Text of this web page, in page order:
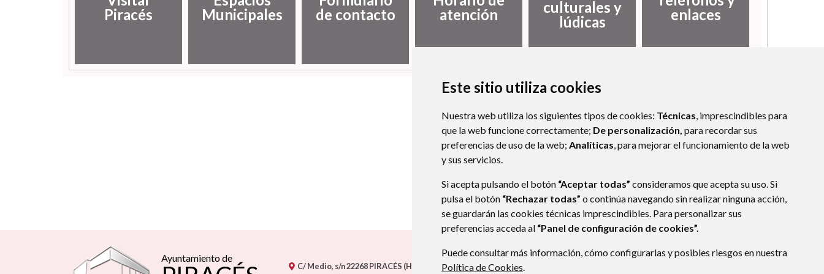
Este sitio utiliza cookies
Nuestra web utiliza los siguientes tipos de cookies: Técnicas, imprescindibles para
que la web funcione correctamente; De personalización, para recordar sus
preferencias de uso de la web; Analíticas, para mejorar el funcionamiento de la web
y sus servicios.
Si acepta pulsando el botón “Aceptar todas” consideramos que acepta su uso. Si
pulsa el botón “Rechazar todas” o continúa navegando sin realizar ninguna acción,
se guardarán las cookies técnicas imprescindibles. Para personalizar sus
preferencias acceda al “Panel de configuración de cookies”.
Puede consultar más información, cómo configurarlas y posibles riesgos en nuestra
Política de Cookies.
Piracés
Municipales
de contacto
atención
culturales y
lúdicas
enlaces
Ayuntamiento de
C/ Medio, s/n22268PIRACÉS (HUESCA) - ARAGÓN(ESPAÑA)